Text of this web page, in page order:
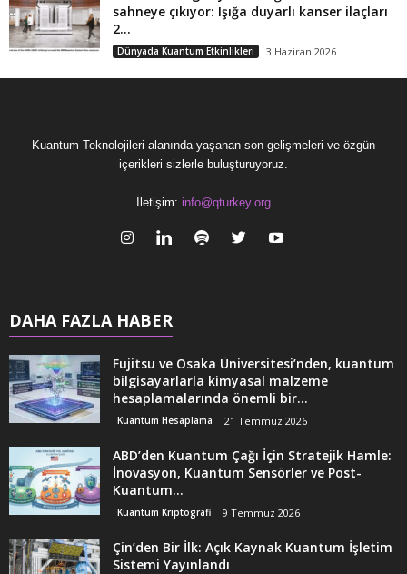
sahneye çıkıyor: Işığa duyarlı kanser ilaçları
2...
Dünyada Kuantum Etkinlikleri 3 Haziran 2026
Kuantum Teknolojileri alanında yaşanan son gelişmeleri ve özgün
içerikleri sizlerle buluşturuyoruz.
İletişim: info@qturkey.org
DAHA FAZLA HABER
Fujitsu ve Osaka Üniversitesi’nden, kuantum
bilgisayarlarla kimyasal malzeme
hesaplamalarında önemli bir...
Kuantum Hesaplama 21 Temmuz 2026
ABD’den Kuantum Çağı İçin Stratejik Hamle:
İnovasyon, Kuantum Sensörler ve Post-
Kuantum...
Kuantum Kriptografi 9 Temmuz 2026
Çin’den Bir İlk: Açık Kaynak Kuantum İşletim
Sistemi Yayınlandı